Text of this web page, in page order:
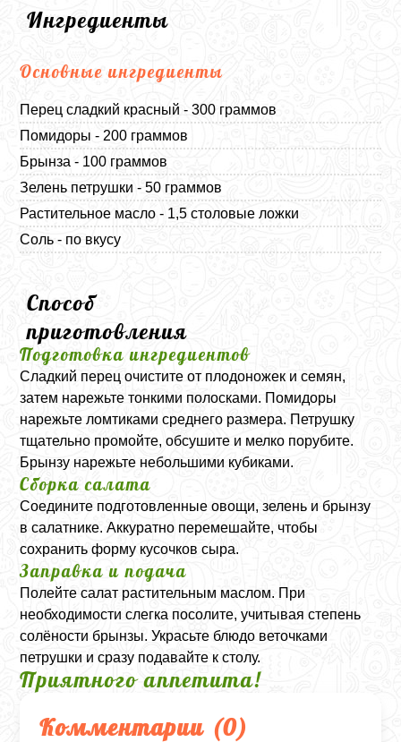
Ингредиенты
Основные ингредиенты
Перец сладкий красный - 300 граммов
Помидоры - 200 граммов
Брынза - 100 граммов
Зелень петрушки - 50 граммов
Растительное масло - 1,5 столовые ложки
Соль - по вкусу
Способ
приготовления
Подготовка ингредиентов
Сладкий перец очистите от плодоножек и семян,
затем нарежьте тонкими полосками. Помидоры
нарежьте ломтиками среднего размера. Петрушку
тщательно промойте, обсушите и мелко порубите.
Брынзу нарежьте небольшими кубиками.
Сборка салата
Соедините подготовленные овощи, зелень и брынзу
в салатнике. Аккуратно перемешайте, чтобы
сохранить форму кусочков сыра.
Заправка и подача
Полейте салат растительным маслом. При
необходимости слегка посолите, учитывая степень
солёности брынзы. Украсьте блюдо веточками
петрушки и сразу подавайте к столу.
Приятного аппетита!
Комментарии (0)